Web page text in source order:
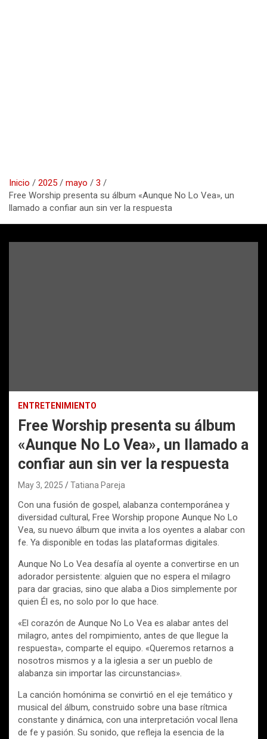
Inicio 2025 mayo
3
Free Worship presenta su álbum «Aunque No Lo Vea», un
llamado a confiar aun sin ver la respuesta
ENTRETENIMIENTO
Free Worship presenta su álbum
«Aunque No Lo Vea», un llamado a
confiar aun sin ver la respuesta
May 3, 2025 Tatiana Pareja
Con una fusión de gospel, alabanza contemporánea y
diversidad cultural, Free Worship propone Aunque No Lo
Vea, su nuevo álbum que invita a los oyentes a alabar con
fe. Ya disponible en todas las plataformas digitales.
Aunque No Lo Vea desafía al oyente a convertirse en un
adorador persistente: alguien que no espera el milagro
para dar gracias, sino que alaba a Dios simplemente por
quien Él es, no solo por lo que hace.
«El corazón de Aunque No Lo Vea es alabar antes del
milagro, antes del rompimiento, antes de que llegue la
respuesta», comparte el equipo. «Queremos retarnos a
nosotros mismos y a la iglesia a ser un pueblo de
alabanza sin importar las circunstancias».
La canción homónima se convirtió en el eje temático y
musical del álbum, construido sobre una base rítmica
constante y dinámica, con una interpretación vocal llena
de fe y pasión. Su sonido, que refleja la esencia de la